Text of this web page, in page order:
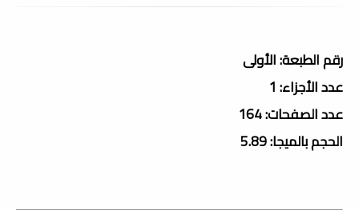
رقم الطبعة: الأولى
عدد الأجزاء: 1
عدد الصفحات: 164
الحجم بالميجا: 5.89